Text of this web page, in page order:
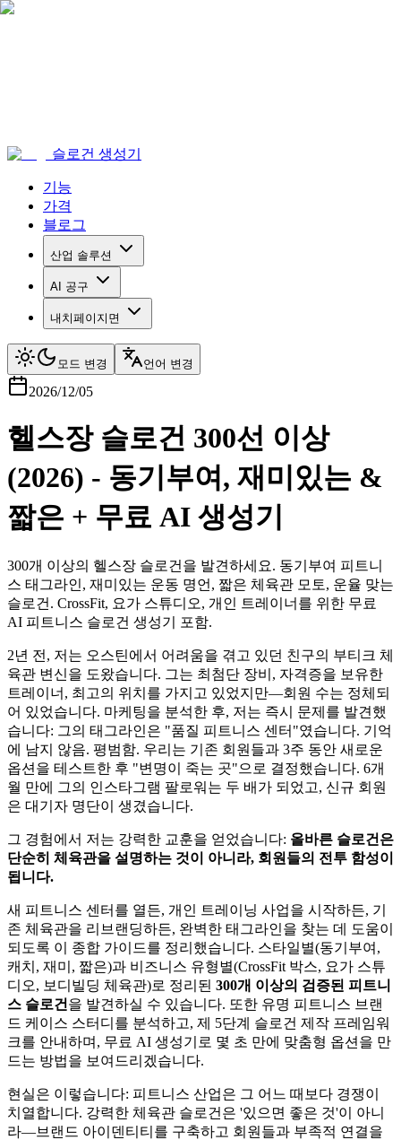
슬로건 생성기
기능
가격
블로그
산업 솔루션
AI 공구
내치페이지면
모드 변경 언어 변경
2026/12/05
헬스장 슬로건 300선 이상
(2026) - 동기부여, 재미있는 &
짧은 + 무료 AI 생성기
300개 이상의 헬스장 슬로건을 발견하세요. 동기부여 피트니
스 태그라인, 재미있는 운동 명언, 짧은 체육관 모토, 운율 맞는
슬로건. CrossFit, 요가 스튜디오, 개인 트레이너를 위한 무료
AI 피트니스 슬로건 생성기 포함.
2년 전, 저는 오스틴에서 어려움을 겪고 있던 친구의 부티크 체
육관 변신을 도왔습니다. 그는 최첨단 장비, 자격증을 보유한
트레이너, 최고의 위치를 가지고 있었지만—회원 수는 정체되
어 있었습니다. 마케팅을 분석한 후, 저는 즉시 문제를 발견했
습니다: 그의 태그라인은 "품질 피트니스 센터"였습니다. 기억
에 남지 않음. 평범함. 우리는 기존 회원들과 3주 동안 새로운
옵션을 테스트한 후 "변명이 죽는 곳"으로 결정했습니다. 6개
월 만에 그의 인스타그램 팔로워는 두 배가 되었고, 신규 회원
은 대기자 명단이 생겼습니다.
그 경험에서 저는 강력한 교훈을 얻었습니다: 올바른 슬로건은
단순히 체육관을 설명하는 것이 아니라, 회원들의 전투 함성이
됩니다.
새 피트니스 센터를 열든, 개인 트레이닝 사업을 시작하든, 기
존 체육관을 리브랜딩하든, 완벽한 태그라인을 찾는 데 도움이
되도록 이 종합 가이드를 정리했습니다. 스타일별(동기부여,
캐치, 재미, 짧은)과 비즈니스 유형별(CrossFit 박스, 요가 스튜
디오, 보디빌딩 체육관)로 정리된 300개 이상의 검증된 피트니
스 슬로건 을 발견하실 수 있습니다. 또한 유명 피트니스 브랜
드 케이스 스터디를 분석하고, 제 5단계 슬로건 제작 프레임워
크를 안내하며, 무료 AI 생성기로 몇 초 만에 맞춤형 옵션을 만
드는 방법을 보여드리겠습니다.
현실은 이렇습니다: 피트니스 산업은 그 어느 때보다 경쟁이
치열합니다. 강력한 체육관 슬로건은 '있으면 좋은 것'이 아니
라—브랜드 아이덴티티를 구축하고 회원들과 부족적 연결을